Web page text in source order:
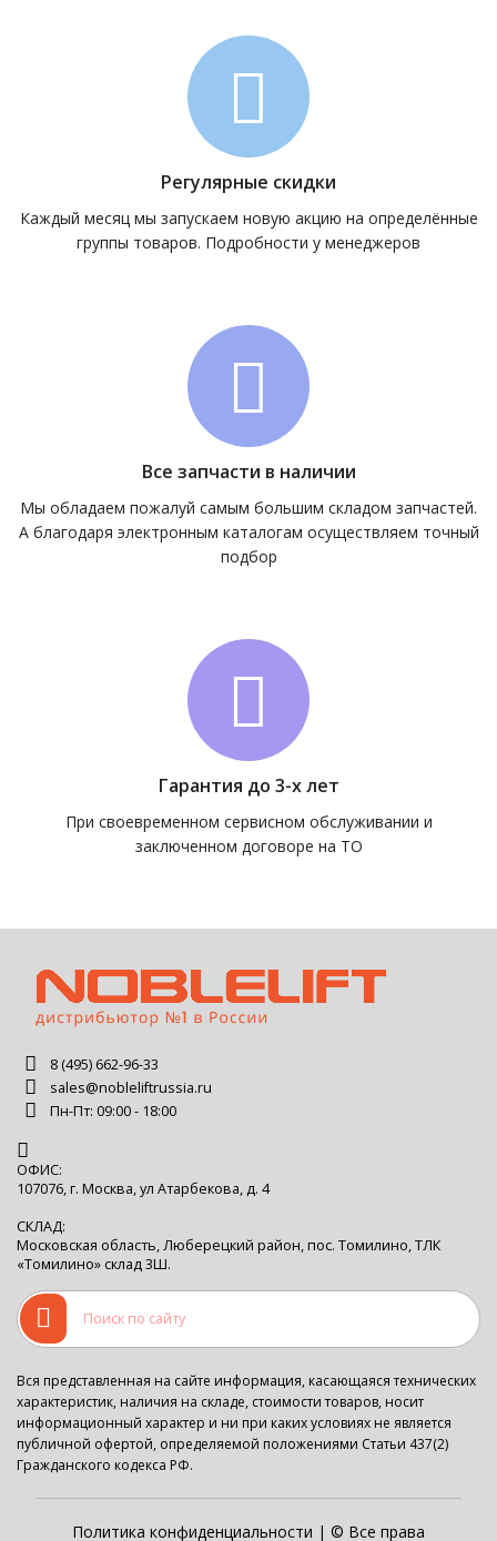
Регулярные скидки
Каждый месяц мы запускаем новую акцию на определённые
группы товаров. Подробности у менеджеров
Все запчасти в наличии
Мы обладаем пожалуй самым большим складом запчастей.
А благодаря электронным каталогам осуществляем точный
подбор
Гарантия до 3-х лет
При своевременном сервисном обслуживании и
заключенном договоре на ТО
8 (495) 662-96-33
sales@nobleliftrussia.ru
Пн-Пт: 09:00 - 18:00
ОФИС:
107076, г. Москва, ул Атарбекова, д. 4
СКЛАД:
Московская область, Люберецкий район, пос. Томилино, ТЛК
«Томилино» склад 3Ш.
Вся представленная на сайте информация, касающаяся технических
характеристик, наличия на складе, стоимости товаров, носит
информационный характер и ни при каких условиях не является
публичной офертой, определяемой положениями Статьи 437(2)
Гражданского кодекса РФ.
Политика конфиденциальности | © Все права